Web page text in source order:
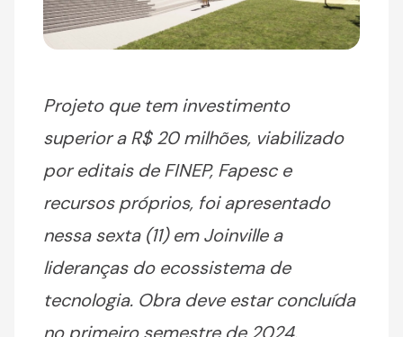
Projeto que tem investimento
superior a R$ 20 milhões, viabilizado
por editais de FINEP, Fapesc e
recursos próprios, foi apresentado
nessa sexta (11) em Joinville a
lideranças do ecossistema de
tecnologia. Obra deve estar concluída